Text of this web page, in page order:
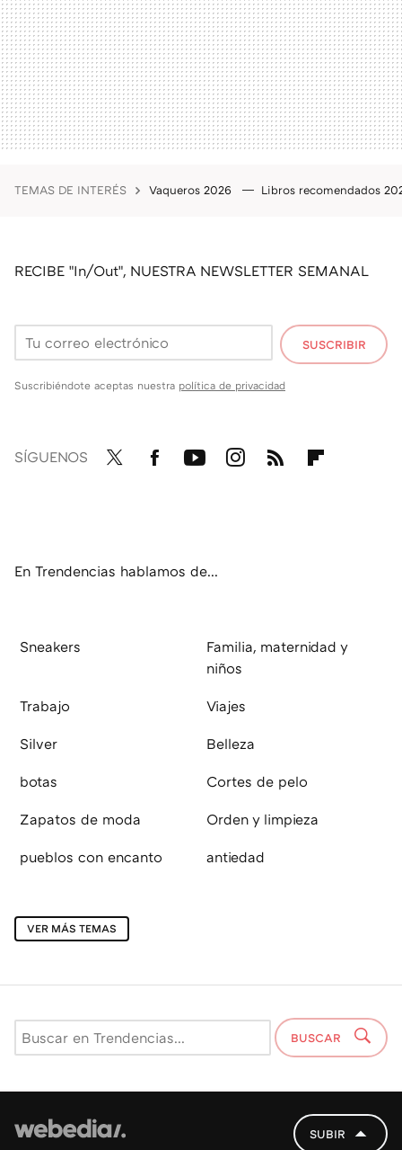
TEMAS DE INTERÉS Vaqueros 2026 Libros recomendados
RECIBE "In/Out", NUESTRA NEWSLETTER SEMANAL
SUSCRIBIR
Suscribiéndote aceptas nuestra política de privacidad
SÍGUENOS
En Trendencias hablamos de...
Sneakers
Familia, maternidad y
niños
Trabajo Viajes
Silver Belleza
botas Cortes de pelo
Zapatos de moda Orden y limpieza
pueblos con encanto antiedad
VER MÁS TEMAS
BUSCAR
SUBIR